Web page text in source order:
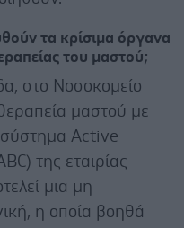
τα κρίσιμα όργανα
του μαστού;
στο Νοσοκομείο
μαστού με
σύστημα Active
της εταιρίας
μια μη
η οποία βοηθά